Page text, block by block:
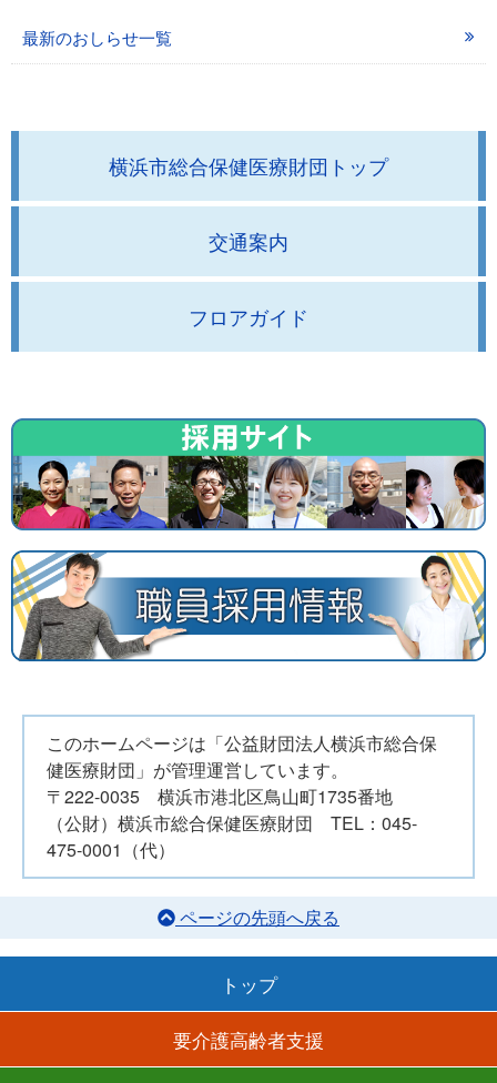
最新のおしらせ一覧
横浜市総合保健医療財団トップ
交通案内
フロアガイド
このホームページは「公益財団法人横浜市総合保
健医療財団」が管理運営しています。
〒222-0035 横浜市港北区鳥山町1735番地
（公財）横浜市総合保健医療財団 TEL：045-
475-0001（代）
ページの先頭へ戻る
トップ
要介護高齢者支援